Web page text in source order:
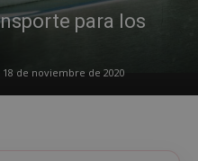
para los
de noviembre de 2020